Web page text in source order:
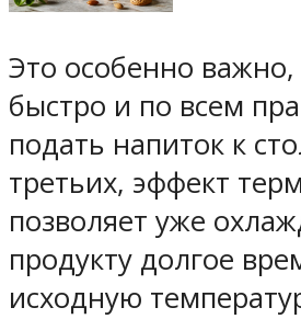
Это особенно важно,
быстро и по всем
подать напиток к
третьих, эффект
позволяет уже
продукту долгое
исходную